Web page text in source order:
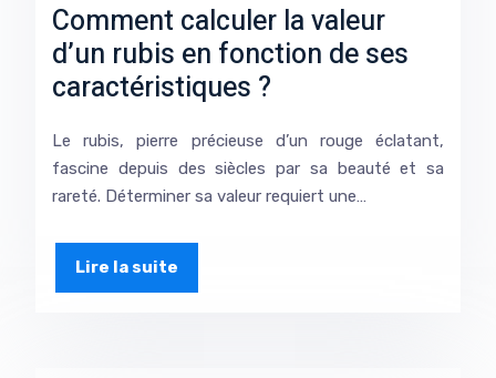
Comment calculer la valeur
d’un rubis en fonction de ses
caractéristiques ?
Le rubis, pierre précieuse d’un rouge éclatant,
fascine depuis des siècles par sa beauté et sa
rareté. Déterminer sa valeur requiert une…
Lire la suite